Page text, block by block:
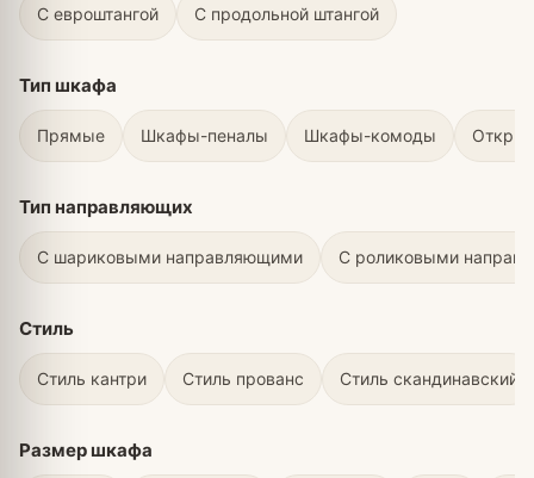
С евроштангой С продольной штангой
Тип шкафа
Прямые Шкафы-пеналы Шкафы-комоды
Тип направляющих
С шариковыми направляющими С роликовыми
Стиль
Стиль кантри Стиль прованс Стиль скандинавский
Размер шкафа